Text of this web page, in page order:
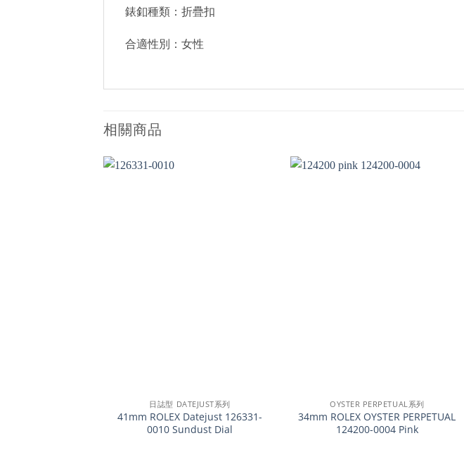
錶釦種類：折疊扣
合適性別：女性
相關商品
日誌型 DATEJUST系列
41mm ROLEX Datejust 126331-
0010 Sundust Dial
OYSTER PERPETUAL系列
34mm ROLEX OYSTER PERPETUAL
124200-0004 Pink